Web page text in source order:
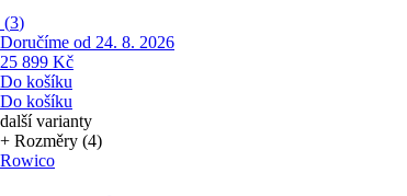
(3)
Doručíme od 24. 8. 2026
25 899 Kč
Do košíku
Do košíku
další varianty
+ Rozměry (4)
Rowico